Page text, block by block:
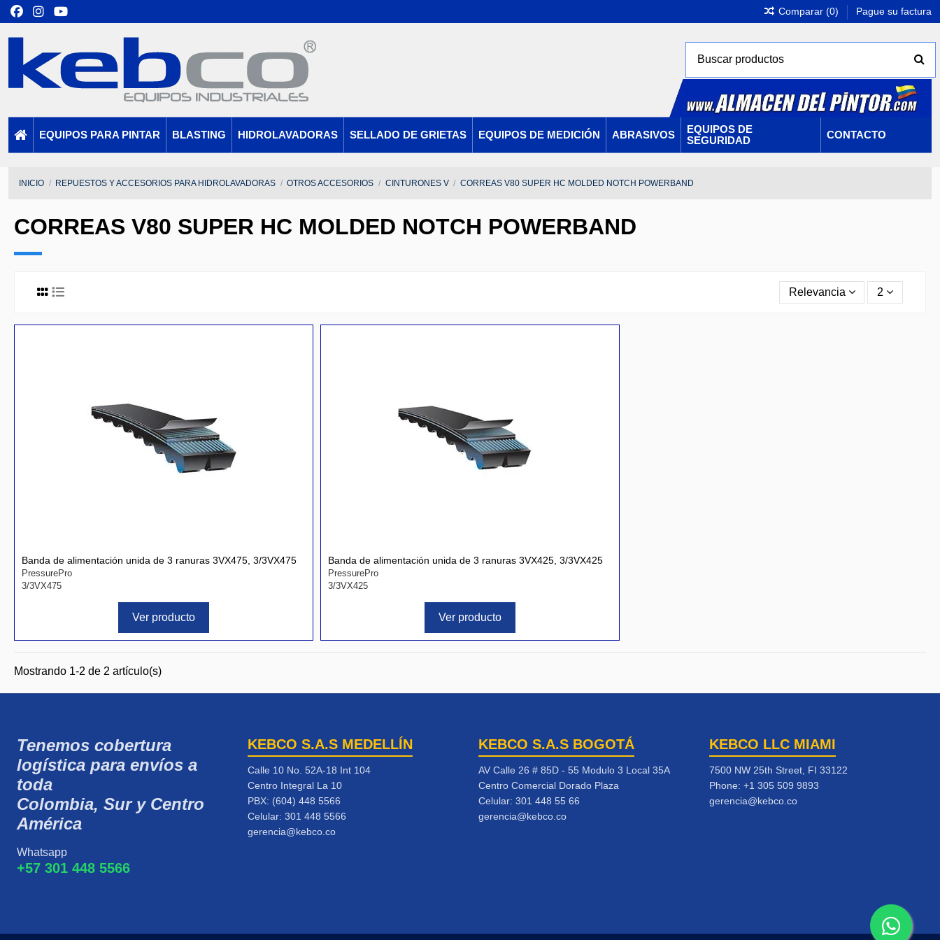
Comparar (0) Pague su factura
EQUIPOS PARA PINTAR BLASTING HIDROLAVADORAS SELLADO DE GRIETAS EQUIPOS DE MEDICIÓN ABRASIVOS
EQUIPOS DE
SEGURIDAD
CONTACTO
INICIO REPUESTOS Y ACCESORIOS PARA HIDROLAVADORAS OTROS ACCESORIOS CINTURONES V CORREAS V80 SUPER HC MOLDED NOTCH POWERBAND
CORREAS V80 SUPER HC MOLDED NOTCH POWERBAND
Relevancia 2
Banda de alimentación unida de 3 ranuras 3VX475, 3/3VX475
PressurePro
3/3VX475
Ver producto
Banda de alimentación unida de 3 ranuras 3VX425, 3/3VX425
PressurePro
3/3VX425
Ver producto
Mostrando 1-2 de 2 artículo(s)
Tenemos cobertura
logística para envíos a
toda
Colombia, Sur y Centro
América
Whatsapp
+57 301 448 5566
KEBCO S.A.S MEDELLÍN
Calle 10 No. 52A-18 Int 104
Centro Integral La 10
PBX: (604) 448 5566
Celular: 301 448 5566
gerencia@kebco.co
KEBCO S.A.S BOGOTÁ
AV Calle 26 # 85D - 55 Modulo 3 Local 35A
Centro Comercial Dorado Plaza
Celular: 301 448 55 66
gerencia@kebco.co
KEBCO LLC MIAMI
7500 NW 25th Street, FI 33122
Phone: +1 305 509 9893
gerencia@kebco.co